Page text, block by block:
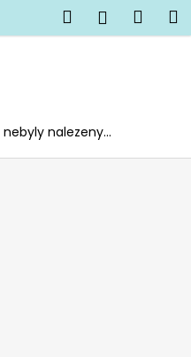
Hledat
nebyly nalezeny...